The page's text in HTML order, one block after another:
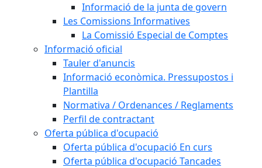
Informació de la junta de govern
Les Comissions Informatives
La Comissió Especial de Comptes
Informació oficial
Tauler d'anuncis
Informació econòmica. Pressupostos i
Plantilla
Normativa / Ordenances / Reglaments
Perfil de contractant
Oferta pública d'ocupació
Oferta pública d'ocupació En curs
Oferta pública d'ocupació Tancades